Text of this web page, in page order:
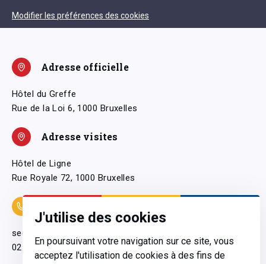
J'utilise des cookies
En poursuivant votre navigation sur ce site, vous
acceptez l'utilisation de cookies à des fins de
Modifier les préférences des cookies
Adresse officielle
Hôtel du Greffe
Rue de la Loi 6, 1000 Bruxelles
Adresse visites
Hôtel de Ligne
Rue Royale 72, 1000 Bruxelles
secretariatgeneral@pfwb.be
02 506 38 11